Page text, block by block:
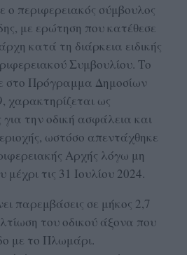
περιφερειακός σύμβουλος
με ερώτηση που κατέθεσε
κατά τη διάρκεια ειδικής
Συμβουλίου. Το
στο Πρόγραμμα Δημοσίων
χαρακτηρίζεται ως
για την οδική ασφάλεια και
ωστόσο απεντάχθηκε
Αρχής λόγω μη
μέχρι τις 31 Ιουλίου 2024.
παρεμβάσεις σε μήκος 2,7
του οδικού άξονα που
με το Πλωμάρι.